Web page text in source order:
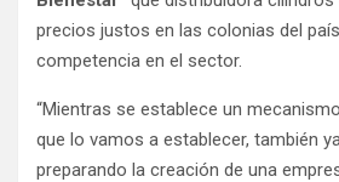
precios justos en las colonias del
competencia en el sector.
“Mientras se establece un
que lo vamos a establecer, también
preparando la creación de una